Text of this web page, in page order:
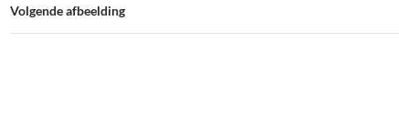
Volgende afbeelding